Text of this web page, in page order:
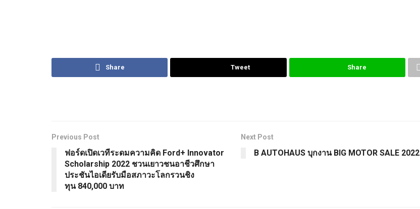
Share Tweet Share
Previous Post
ฟอร์ดเปิดเวทีระดมความคิด Ford+ Innovator
Scholarship 2022 ชวนเยาวชนอาชีวศึกษา
ประชันไอเดียรับมือสภาวะโลกรวนชิง
ทุน 840,000 บาท
Next Post
B AUTOHAUS บุกงาน BIG MOTOR SALE 2022